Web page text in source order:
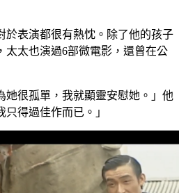
於表演都很有熱忱。除了他的孩子
太太也演過6部微電影，還曾在公
她很孤單，我就顯靈安慰她。」他
得過佳作而已。」